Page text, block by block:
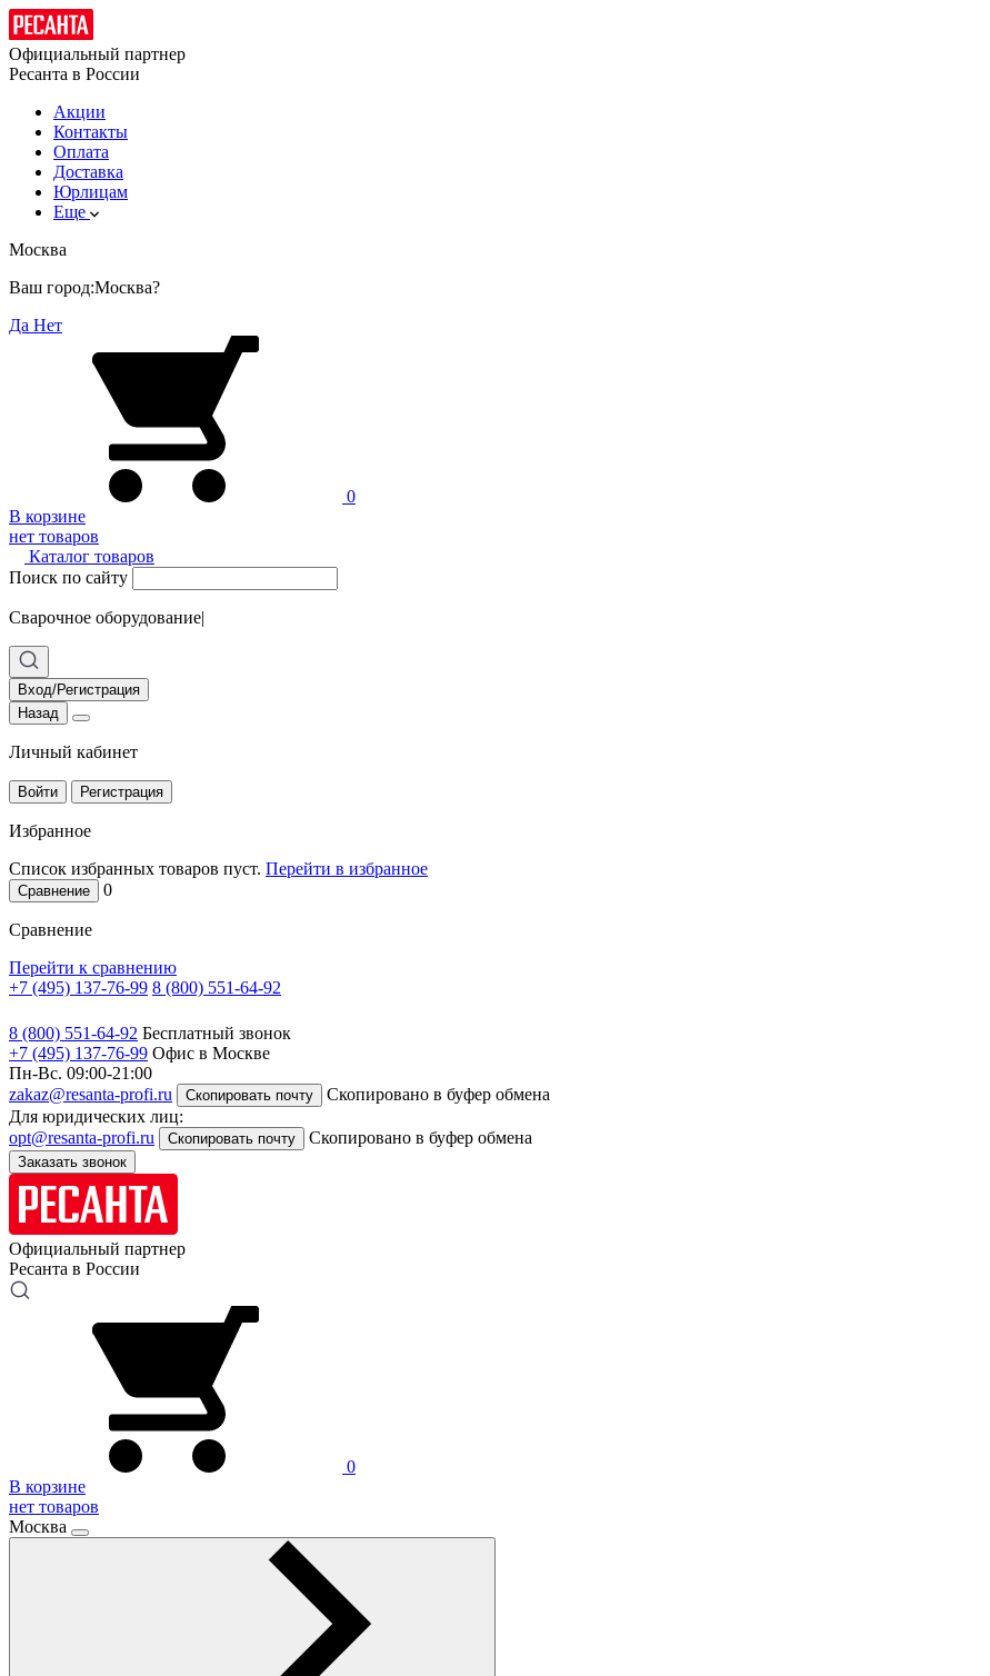
Официальный партнер
Ресанта в России
Акции
Контакты
Оплата
Доставка
Юрлицам
Еще
Москва
Ваш город:Москва?
Да Нет
0
В корзине
нет товаров
Каталог товаров
Поиск по сайту
Сварочное оборудование|
Вход/Регистрация
Назад
Личный кабинет
Войти Регистрация
Избранное
Список избранных товаров пуст. Перейти в избранное
Сравнение 0
Сравнение
Перейти к сравнению
+7 (495) 137-76-99 8 (800) 551-64-92
8 (800) 551-64-92 Бесплатный звонок
+7 (495) 137-76-99 Офис в Москве
Пн-Вс. 09:00-21:00
zakaz@resanta-profi.ru
Скопировать почту
Скопировано в буфер обмена
Для юридических лиц:
opt@resanta-profi.ru
Скопировать почту Скопировано в буфер обмена
Заказать звонок
Официальный партнер
Ресанта в России
0
В корзине
нет товаров
Москва